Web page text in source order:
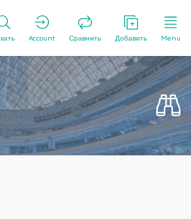
Account Сравнить Добавить Menu